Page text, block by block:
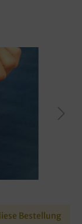
Bestellung